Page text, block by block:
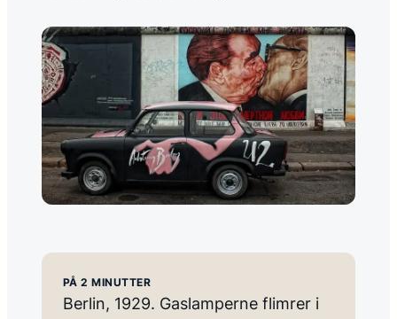
PÅ 2 MINUTTER
Berlin, 1929. Gaslamperne flimrer i